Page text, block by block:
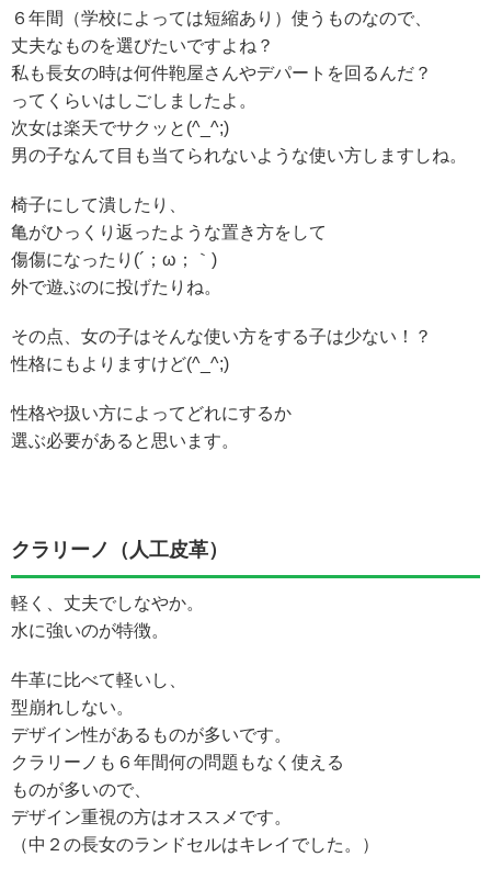
６年間（学校によっては短縮あり）使うものなので、
丈夫なものを選びたいですよね？
私も長女の時は何件鞄屋さんやデパートを回るんだ？
ってくらいはしごしましたよ。
次女は楽天でサクッと(^_^;)
男の子なんて目も当てられないような使い方しますしね。
椅子にして潰したり、
亀がひっくり返ったような置き方をして
傷傷になったり(´；ω；｀)
外で遊ぶのに投げたりね。
その点、女の子はそんな使い方をする子は少ない！？
性格にもよりますけど(^_^;)
性格や扱い方によってどれにするか
選ぶ必要があると思います。
クラリーノ（人工皮革）
軽く、丈夫でしなやか。
水に強いのが特徴。
牛革に比べて軽いし、
型崩れしない。
デザイン性があるものが多いです。
クラリーノも６年間何の問題もなく使える
ものが多いので、
デザイン重視の方はオススメです。
（中２の長女のランドセルはキレイでした。）